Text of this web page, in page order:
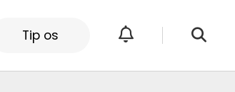
Tip os